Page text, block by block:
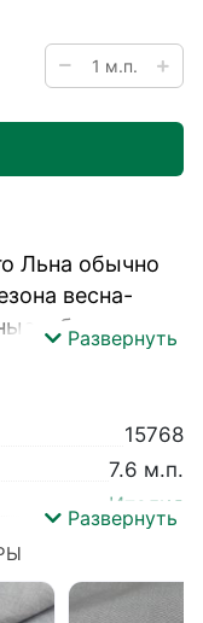
Льна обычно
весна-
юбки,
полотенец и
Развернуть
15768
7.6 м.п.
Италия
синий (1612203)
Развернуть